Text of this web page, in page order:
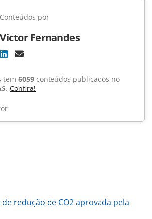
Conteúdos por
Victor Fernandes
tem 6059 conteúdos publicados no
. Confira!
redução de CO2 aprovada pela